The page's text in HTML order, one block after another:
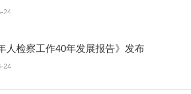
24
人检察工作40年发展报告》发布
24